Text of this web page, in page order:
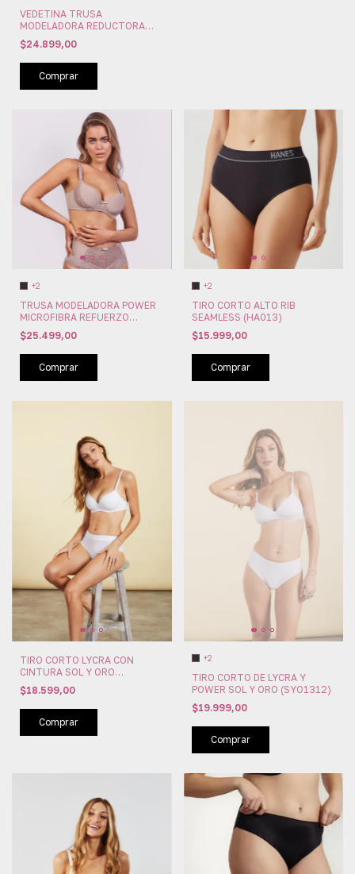
VEDETINA TRUSA
MODELADORA REDUCTORA
TOP CONTROL LOBA LUPO
BRASIL (LU40800-001)
$24.899,00
Comprar
+2
TRUSA MODELADORA POWER
MICROFIBRA REFUERZO
ABDOMINAL NADINE PAPILLON
(PA534)
$25.499,00
Comprar
+2
TIRO CORTO ALTO RIB
SEAMLESS (HA013)
$15.999,00
Comprar
TIRO CORTO LYCRA CON
CINTURA SOL Y ORO
(SYO1372)
$18.599,00
Comprar
+2
TIRO CORTO DE LYCRA Y
POWER SOL Y ORO (SYO1312)
$19.999,00
Comprar